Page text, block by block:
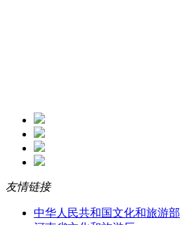
友情链接
中华人民共和国文化和旅游部